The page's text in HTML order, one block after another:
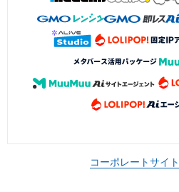
コーポレートサイト